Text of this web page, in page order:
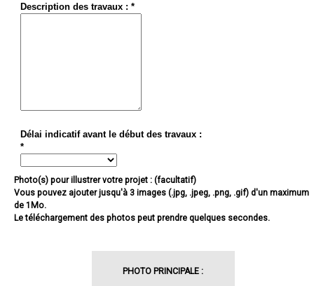
Description des travaux : *
Délai indicatif avant le début des travaux :
*
Photo(s) pour illustrer votre projet : (facultatif)
Vous pouvez ajouter jusqu'à 3 images (.jpg, .jpeg, .png, .gif) d'un maximum
de 1Mo.
Le téléchargement des photos peut prendre quelques secondes.
PHOTO PRINCIPALE :